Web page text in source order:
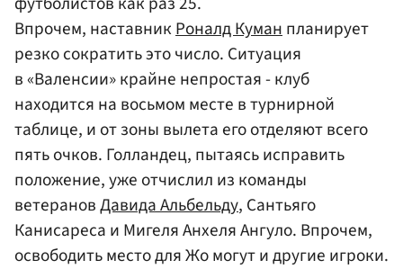
Впрочем, наставникРоналд Куманпланирует
резко сократить это число. Ситуация
в «Валенсии» крайне непростая - клуб
находится на восьмом месте в турнирной
таблице, и от зоны вылета его отделяют всего
пять очков. Голландец, пытаясь исправить
положение, уже отчислил из команды
ветерановДавида Альбельду, Сантьяго
Канисареса и Мигеля Анхеля Ангуло. Впрочем,
освободить место для Жо могут и другие игроки.